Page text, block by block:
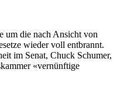
um die nach Ansicht von
wieder voll entbrannt.
im Senat, Chuck Schumer,
«vernünftige